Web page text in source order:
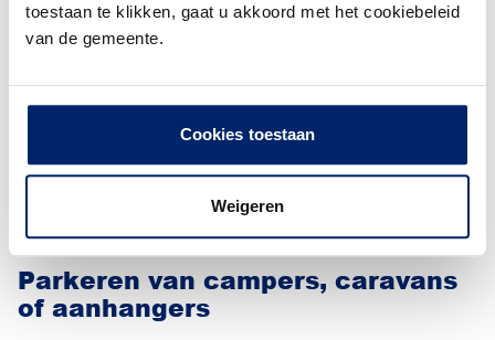
toestaan te klikken, gaat u akkoord met het cookiebeleid
van de gemeente.
Cookies toestaan
Weigeren
IJsseloord I
De Kleefsche Waard
De Overmaat
De Gelderse Poort
Parkeerterrein Billitonkade aan de Westervoortsedijk
Parkeren van campers, caravans
of aanhangers